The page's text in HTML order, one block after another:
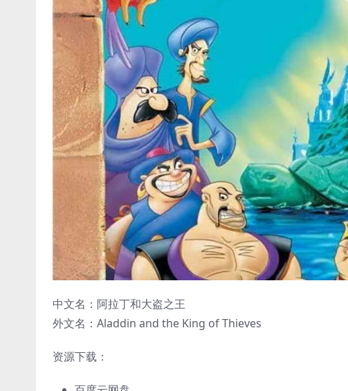
中文名：阿拉丁和大盗之王
外文名：Aladdin and the King of Thieves
资源下载：